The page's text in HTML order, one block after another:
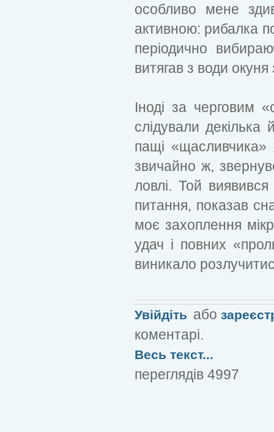
особливо мене
активною: рибалка
періодично
витягав з води
Іноді за черговим
слідували
пащі «щасливчика»
звичайно ж,
ловлі. Той
питання, показав
моє захоплення
удач і повних
виникало
Увійдіть або
коментарі.
Весь текст...
переглядів 4997